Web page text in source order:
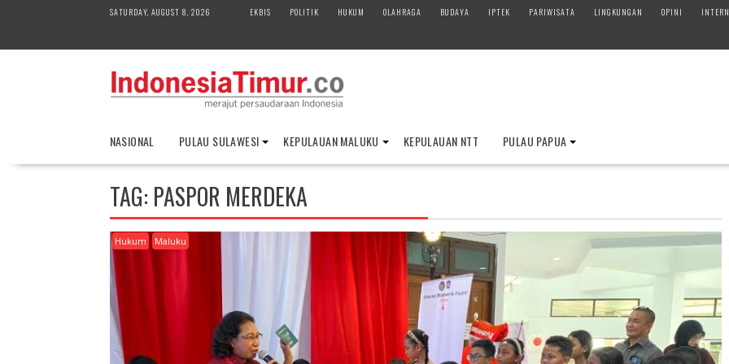
SATURDAY, AUGUST 8, 2026 EKBIS POLITIK HUKUM OLAHRAGA BUDAYA IPTEK PARIWISATA LINGKUNGAN OPINI
NASIONAL PULAU SULAWESI KEPULAUAN MALUKU KEPULAUAN NTT PULAU PAPUA
TAG: PASPOR MERDEKA
Hukum Maluku